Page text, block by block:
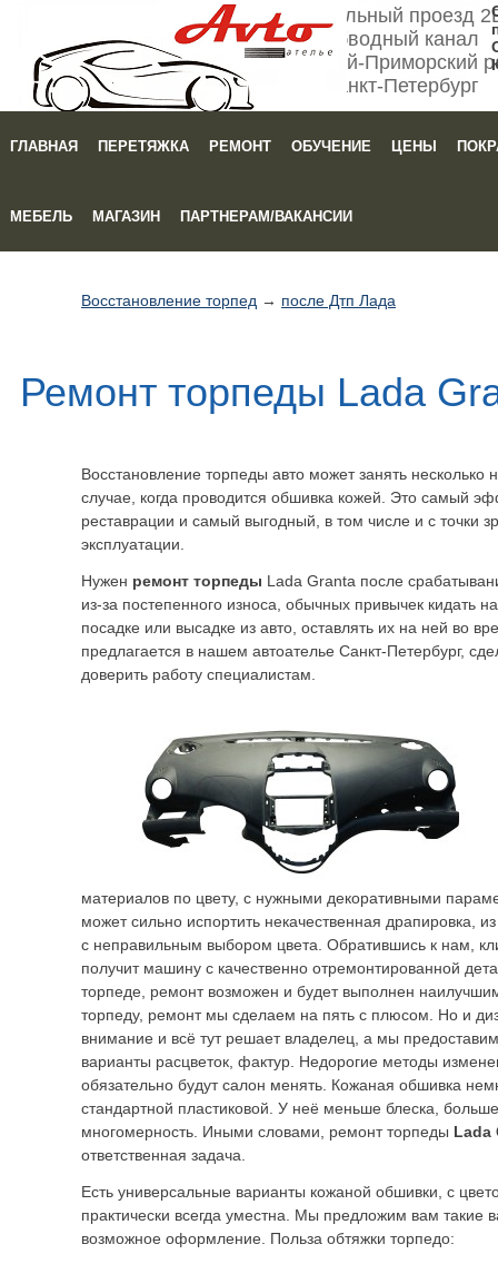
Мебельный проезд
Обводный канал
Кировский-Приморский
Санкт-Петербург
ГЛАВНАЯ ПЕРЕТЯЖКА РЕМОНТ ОБУЧЕНИЕ ЦЕНЫ
МЕБЕЛЬ МАГАЗИН ПАРТНЕРАМ/ВАКАНСИИ
Восстановление торпед → после Дтп Лада
Ремонт торпеды Lada
Восстановление торпеды авто может занять несколько
случае, когда проводится обшивка кожей. Это самый
реставрации и самый выгодный, в том числе и с точки
эксплуатации.
Нужен ремонт торпеды Lada Granta после
из-за постепенного износа, обычных привычек кидать
посадке или высадке из авто, оставлять их на ней во
предлагается в нашем автоателье Санкт-Петербург,
доверить работу специалистам.
материалов по цвету, с нужными декоративными
может сильно испортить некачественная драпировка,
с неправильным выбором цвета. Обратившись к нам,
получит машину с качественно отремонтированной
торпеде, ремонт возможен и будет выполнен
торпеду, ремонт мы сделаем на пять с плюсом. Но и
внимание и всё тут решает владелец, а мы
варианты расцветок, фактур. Недорогие методы
обязательно будут салон менять. Кожаная обшивка
стандартной пластиковой. У неё меньше блеска,
многомерность. Иными словами, ремонт торпеды Lada
ответственная задача.
Есть универсальные варианты кожаной обшивки, с
практически всегда уместна. Мы предложим вам такие
возможное оформление. Польза обтяжки торпедо: